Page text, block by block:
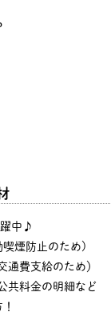
中♪
煙防止のため)
費支給のため）
共料金の明細など